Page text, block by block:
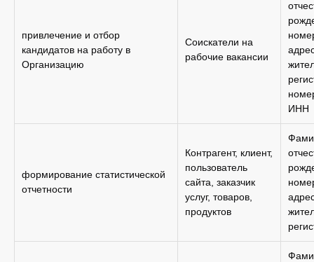
привлечение и отбор
кандидатов на работу в
Организацию
Соискатели на
рабочие вакансии
ИНН
формирование статистической
отчетности
Контрагент, клиент,
пользователь
сайта, заказчик
услуг, товаров,
продуктов